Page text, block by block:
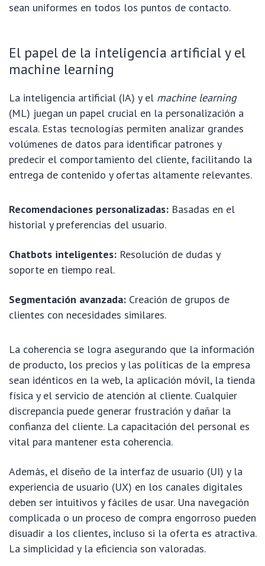
sean uniformes en todos los puntos de contacto.
El papel de la inteligencia artificial y el
machine learning
La inteligencia artificial (IA) y el machine learning
(ML) juegan un papel crucial en la personalización a
escala. Estas tecnologías permiten analizar grandes
volúmenes de datos para identificar patrones y
predecir el comportamiento del cliente, facilitando la
entrega de contenido y ofertas altamente relevantes.
Recomendaciones personalizadas: Basadas en el
historial y preferencias del usuario.
Chatbots inteligentes: Resolución de dudas y
soporte en tiempo real.
Segmentación avanzada: Creación de grupos de
clientes con necesidades similares.
La coherencia se logra asegurando que la información
de producto, los precios y las políticas de la empresa
sean idénticos en la web, la aplicación móvil, la tienda
física y el servicio de atención al cliente. Cualquier
discrepancia puede generar frustración y dañar la
confianza del cliente. La capacitación del personal es
vital para mantener esta coherencia.
Además, el diseño de la interfaz de usuario (UI) y la
experiencia de usuario (UX) en los canales digitales
deben ser intuitivos y fáciles de usar. Una navegación
complicada o un proceso de compra engorroso pueden
disuadir a los clientes, incluso si la oferta es atractiva.
La simplicidad y la eficiencia son valoradas.